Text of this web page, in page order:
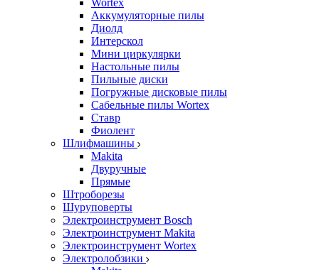
Wortex
Аккумуляторные пилы
Диолд
Интерскол
Мини циркулярки
Настольные пилы
Пильные диски
Погружные дисковые пилы
Сабельные пилы Wortex
Ставр
Фиолент
Шлифмашины
Makita
Двуручные
Прямые
Штроборезы
Шуруповерты
Электроинструмент Bosch
Электроинструмент Makita
Электроинструмент Wortex
Электролобзики